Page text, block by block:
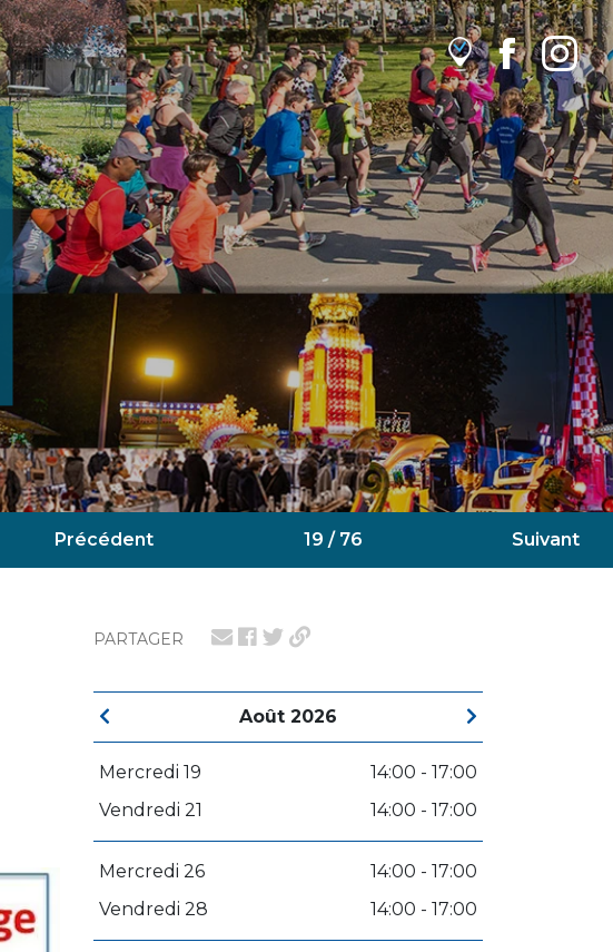
Précédent 19 / 76 Suivant
PARTAGER
Août 2026
Mercredi 19
14:00 - 17:00
Vendredi 21
14:00 - 17:00
Mercredi 26
14:00 - 17:00
Vendredi 28
14:00 - 17:00